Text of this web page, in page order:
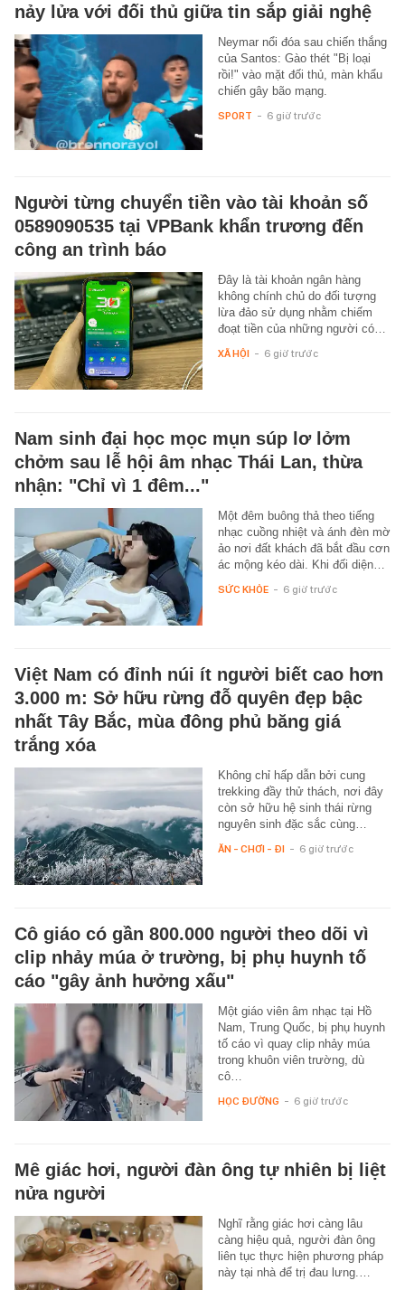
nảy lửa với đối thủ giữa tin sắp giải nghệ
Neymar nổi đóa sau chiến thắng
của Santos: Gào thét "Bị loại
rồi!" vào mặt đối thủ, màn khẩu
chiến gây bão mạng.
SPORT - 6 giờ trước
Người từng chuyển tiền vào tài khoản số
0589090535 tại VPBank khẩn trương đến
công an trình báo
Đây là tài khoản ngân hàng
không chính chủ do đối tượng
lừa đảo sử dụng nhằm chiếm
đoạt tiền của những người có…
XÃ HỘI - 6 giờ trước
Nam sinh đại học mọc mụn súp lơ lởm
chởm sau lễ hội âm nhạc Thái Lan, thừa
nhận: "Chỉ vì 1 đêm..."
Một đêm buông thả theo tiếng
nhạc cuồng nhiệt và ánh đèn mờ
ảo nơi đất khách đã bắt đầu cơn
ác mộng kéo dài. Khi đối diện…
SỨC KHỎE - 6 giờ trước
Việt Nam có đỉnh núi ít người biết cao hơn
3.000 m: Sở hữu rừng đỗ quyên đẹp bậc
nhất Tây Bắc, mùa đông phủ băng giá
trắng xóa
Không chỉ hấp dẫn bởi cung
trekking đầy thử thách, nơi đây
còn sở hữu hệ sinh thái rừng
nguyên sinh đặc sắc cùng…
ĂN - CHƠI - ĐI - 6 giờ trước
Cô giáo có gần 800.000 người theo dõi vì
clip nhảy múa ở trường, bị phụ huynh tố
cáo "gây ảnh hưởng xấu"
Một giáo viên âm nhạc tại Hồ
Nam, Trung Quốc, bị phụ huynh
tố cáo vì quay clip nhảy múa
trong khuôn viên trường, dù
cô…
HỌC ĐƯỜNG - 6 giờ trước
Mê giác hơi, người đàn ông tự nhiên bị liệt
nửa người
Nghĩ rằng giác hơi càng lâu
càng hiệu quả, người đàn ông
liên tục thực hiện phương pháp
này tại nhà để trị đau lưng.…